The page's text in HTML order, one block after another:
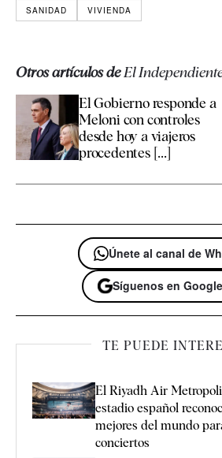
SANIDAD VIVIENDA
Otros artículos deEl
El Gobierno responde a
Meloni con controles
desde hoy a viajeros
procedentes [...]
Únete al canal de
Síguenos en
TE PUEDE
El Riyadh Air
estadio español
mejores del mundo
conciertos